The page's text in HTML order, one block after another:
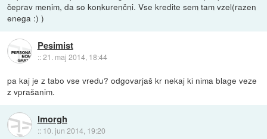
čeprav menim, da so konkurenčni. Vse kredite sem tam vzel(razen
enega :) )
Pesimist
::21. maj 2014, 18:44
pa kaj je z tabo vse vredu? odgovarjaš kr nekaj ki nima blage veze
z vprašanim.
lmorgh
:: 10. jun 2014, 19:20